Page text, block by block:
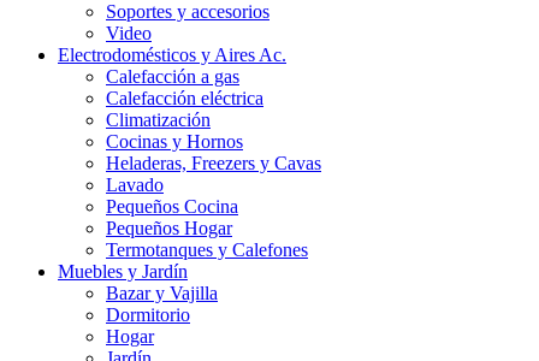
Soportes y accesorios
Video
Electrodomésticos y Aires Ac.
Calefacción a gas
Calefacción eléctrica
Climatización
Cocinas y Hornos
Heladeras, Freezers y Cavas
Lavado
Pequeños Cocina
Pequeños Hogar
Termotanques y Calefones
Muebles y Jardín
Bazar y Vajilla
Dormitorio
Hogar